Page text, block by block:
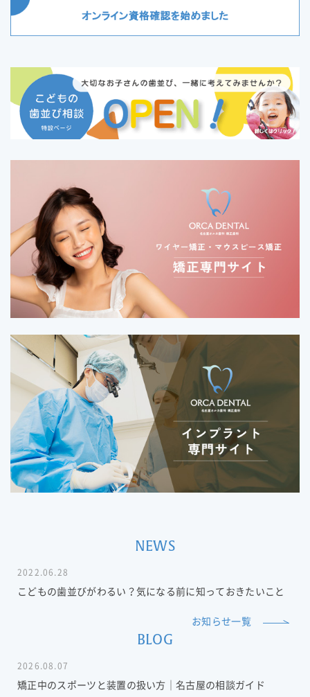
NEWS
2022.06.28
こどもの歯並びがわるい？気になる前に知っておきたいこと
お知らせ一覧
BLOG
2026.08.07
矯正中のスポーツと装置の扱い方｜名古屋の相談ガイド